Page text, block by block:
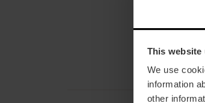
This website
We use
information
other